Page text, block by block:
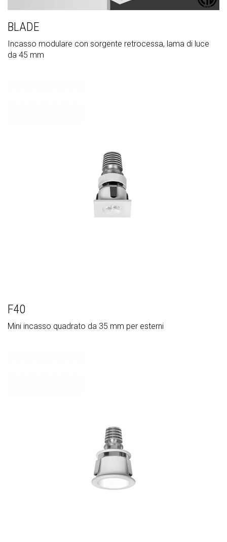
BLADE
Incasso modulare con sorgente retrocessa, lama di luce
da 45 mm
F40
Mini incasso quadrato da 35 mm per esterni